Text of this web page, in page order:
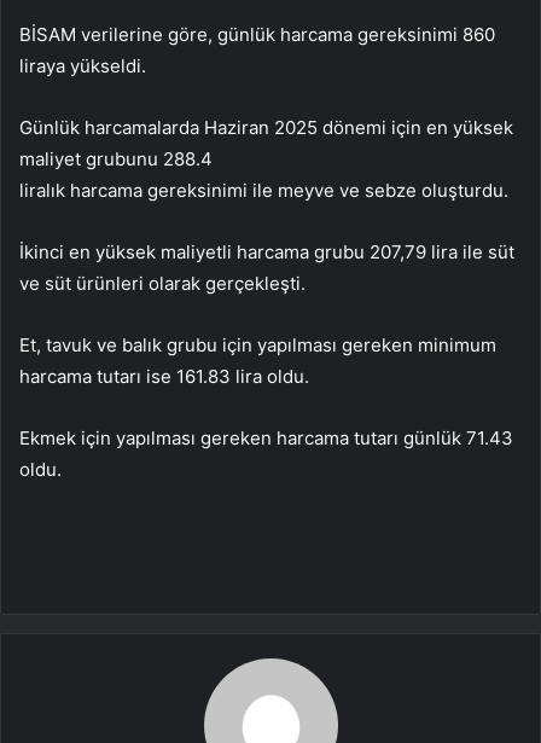
BİSAM verilerine göre, günlük harcama gereksinimi 860
liraya yükseldi.
Günlük harcamalarda Haziran 2025 dönemi için en yüksek
maliyet grubunu 288.4
liralık harcama gereksinimi ile meyve ve sebze oluşturdu.
İkinci en yüksek maliyetli harcama grubu 207,79 lira ile süt
ve süt ürünleri olarak gerçekleşti.
Et, tavuk ve balık grubu için yapılması gereken minimum
harcama tutarı ise 161.83 lira oldu.
Ekmek için yapılması gereken harcama tutarı günlük 71.43
oldu.